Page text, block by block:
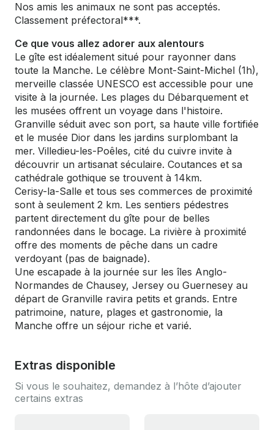
Nos amis les animaux ne sont pas acceptés.
Classement préfectoral***.
Ce que vous allez adorer aux alentours
Le gîte est idéalement situé pour rayonner dans
toute la Manche. Le célèbre Mont-Saint-Michel (1h),
merveille classée UNESCO est accessible pour une
visite à la journée. Les plages du Débarquement et
les musées offrent un voyage dans l'histoire.
Granville séduit avec son port, sa haute ville fortifiée
et le musée Dior dans les jardins surplombant la
mer. Villedieu-les-Poêles, cité du cuivre invite à
découvrir un artisanat séculaire. Coutances et sa
cathédrale gothique se trouvent à 14km.
Cerisy-la-Salle et tous ses commerces de proximité
sont à seulement 2 km. Les sentiers pédestres
partent directement du gîte pour de belles
randonnées dans le bocage. La rivière à proximité
offre des moments de pêche dans un cadre
verdoyant (pas de baignade).
Une escapade à la journée sur les îles Anglo-
Normandes de Chausey, Jersey ou Guernesey au
départ de Granville ravira petits et grands. Entre
patrimoine, nature, plages et gastronomie, la
Manche offre un séjour riche et varié.
Extras disponible
Si vous le souhaitez, demandez à l’hôte d’ajouter
certains extras